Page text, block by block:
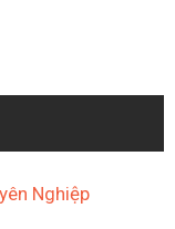
Nghiệp